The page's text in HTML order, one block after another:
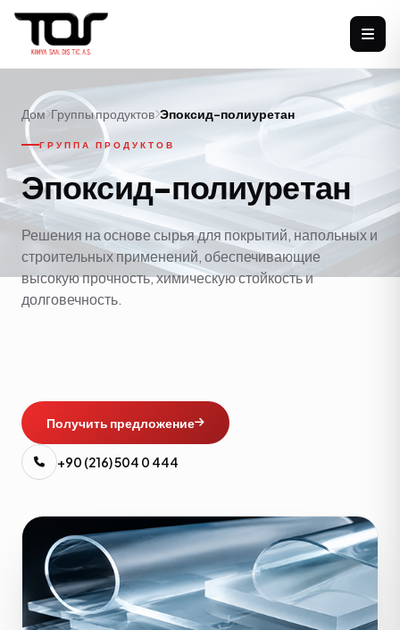
Дом Группы продуктов Эпоксид-полиуретан
ГРУППА ПРОДУКТОВ
Эпоксид-полиуретан
Решения на основе сырья для покрытий, напольных и
строительных применений, обеспечивающие
высокую прочность, химическую стойкость и
долговечность.
Получить предложение
+90 (216) 504 0 444